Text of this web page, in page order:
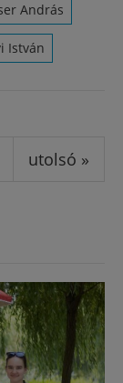
András
István
utolsó »